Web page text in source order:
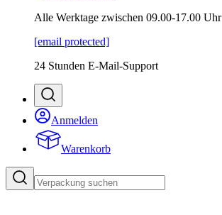
Alle Werktage zwischen 09.00-17.00 Uhr
[email protected]
24 Stunden E-Mail-Support
Anmelden
Warenkorb